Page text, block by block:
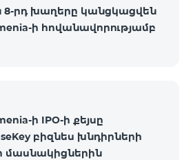
րդ խաղերը կանցկացվեն
ի հովանավորությամբ
ի IPO-ի քեյսը
բիզնես խնդիրների
մասնակիցներին